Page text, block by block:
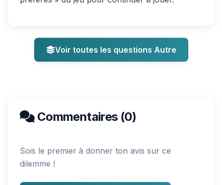
Voir toutes les questions Autre
Commentaires (0)
Sois le premier à donner ton avis sur ce
dilemme !